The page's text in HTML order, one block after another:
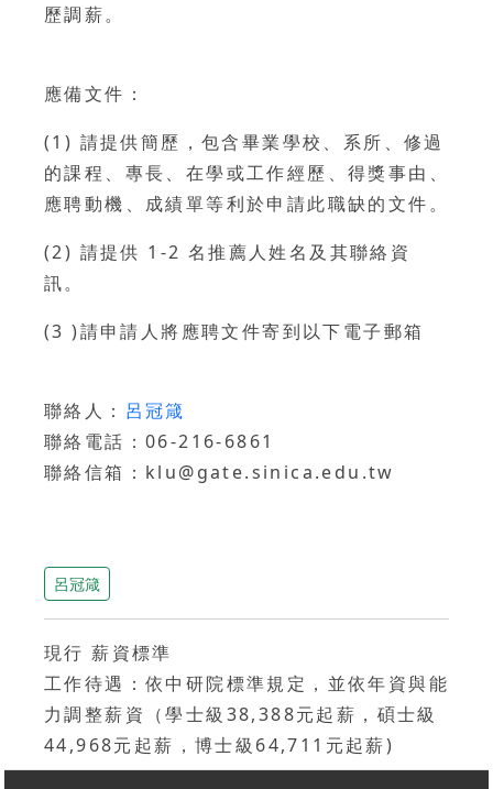
歷調薪。
應備文件：
(1) 請提供簡歷，包含畢業學校、系所、修過
的課程、專長、在學或工作經歷、得獎事由、
應聘動機、成績單等利於申請此職缺的文件。
(2) 請提供 1-2 名推薦人姓名及其聯絡資
訊。
(3 )請申請人將應聘文件寄到以下電子郵箱
聯絡人： 呂冠箴
聯絡電話：06-216-6861
聯絡信箱：klu@gate.sinica.edu.tw
呂冠箴
現行 薪資標準
工作待遇：依中研院標準規定，並依年資與能
力調整薪資（學士級38,388元起薪，碩士級
44,968元起薪，博士級64,711元起薪)